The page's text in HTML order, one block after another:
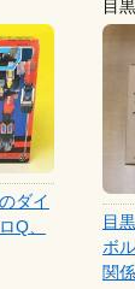
ダイ
Q、
目
目
ボ
関